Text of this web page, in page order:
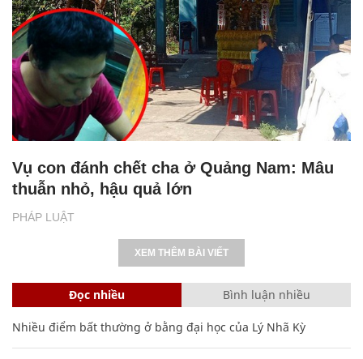
PHÁP LUẬT
Vụ con đánh chết cha ở Quảng Nam: Mâu
thuẫn nhỏ, hậu quả lớn
XEM THÊM BÀI VIẾT
Đọc nhiều Bình luận nhiều
Nhiều điểm bất thường ở bằng đại học của Lý Nhã Kỳ